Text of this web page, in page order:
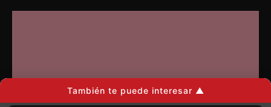
También te puede interesar ▲